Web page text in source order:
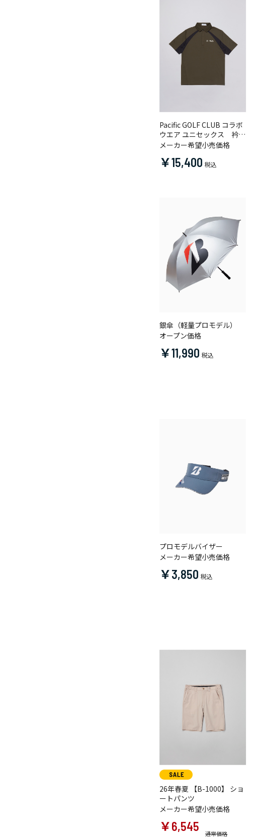
Pacific GOLF CLUB コラボ
ウエア ユニセックス 衿付
きシャツ
メーカー希望小売価格
￥15,400
銀傘（軽量プロモデル）
オープン価格
￥11,990
プロモデルバイザー
メーカー希望小売価格
￥3,850
26年春夏 【B-1000】 ショ
ートパンツ
メーカー希望小売価格
￥6,545 通常価格